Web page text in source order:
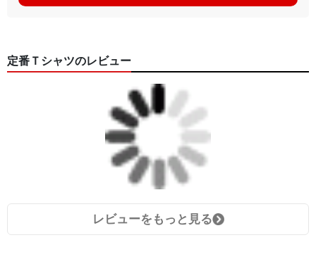
定番Ｔシャツのレビュー
レビューをもっと見る